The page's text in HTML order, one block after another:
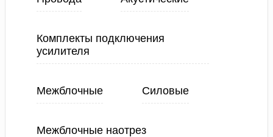
Комплекты подключения
усилителя
Межблочные Силовые
Межблочные наотрез